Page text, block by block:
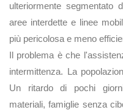
ulteriormente segmentato
aree interdette e linee
più pericolosa e meno
Il problema è che
intermittenza. La
Un ritardo di pochi
materiali, famiglie senza